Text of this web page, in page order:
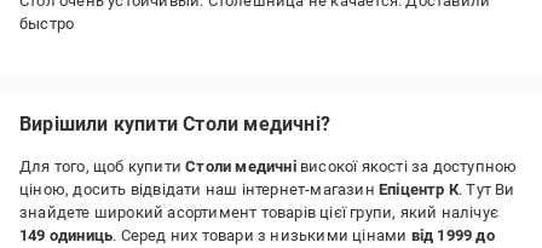
быстро
Вирішили купити Столи медичні?
Для того, щоб купитиСтоли медичні високої якості за доступною
ціною, досить відвідати наш інтернет-магазин Епіцентр К. Тут Ви
знайдете широкий асортимент товарів цієї групи, який налічує
149 одиниць. Серед них товари з низькими цінами від 1999 до